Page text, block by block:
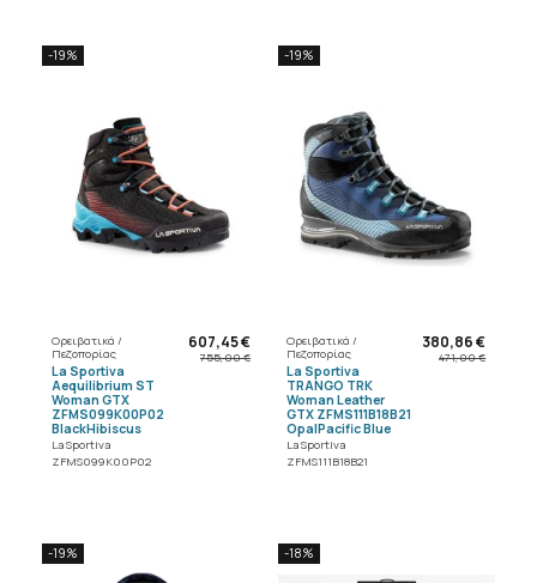
-19%
Ορειβατικά /
Πεζοπορίας
La Sportiva
Aequilibrium ST
Woman GTX
ZFMS099K00P02
BlackHibiscus
La Sportiva
ZFMS099K00P02
607,45 €
755,00 €
-19%
Ορειβατικά /
Πεζοπορίας
La Sportiva
TRANGO TRK
Woman Leather
GTX ZFMS111B18B21
OpalPacific Blue
La Sportiva
ZFMS111B18B21
380,86 €
471,00 €
-19% -18%